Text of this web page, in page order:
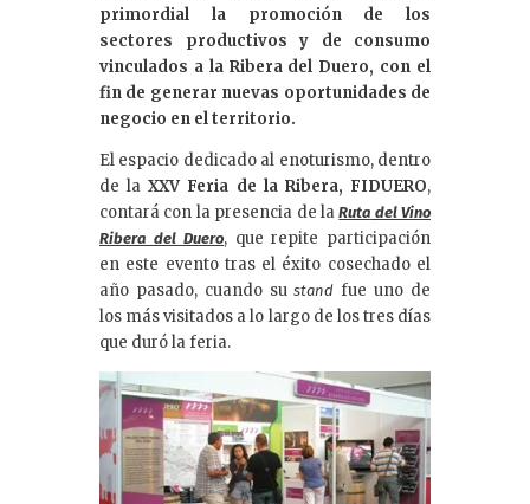
primordial la promoción de los
sectores productivos y de consumo
vinculados a la Ribera del Duero, con el
fin de generar nuevas oportunidades de
negocio en el territorio.
El espacio dedicado al enoturismo, dentro
de laXXVFeria de la Ribera, FIDUERO,
contará con la presencia de laRuta del Vino
Ribera del Duero, que repite participación
en este evento tras el éxito cosechado el
año pasado, cuando sustand fue uno de
los más visitados a lo largo de los tres días
que duró la feria.